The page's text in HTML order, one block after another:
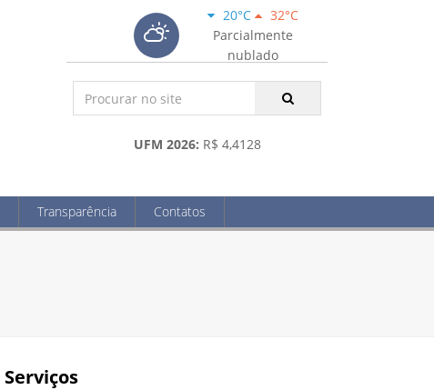
20°C
32°C
Parcialmente
nublado
UFM 2026: R$ 4,4128
Transparência Contatos
Serviços